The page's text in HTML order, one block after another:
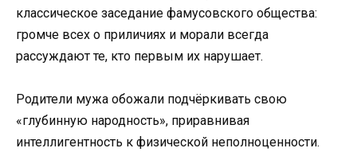
классическое заседание фамусовского общества:
громче всех о приличиях и морали всегда
рассуждают те, кто первым их нарушает.
Родители мужа обожали подчёркивать свою
«глубинную народность», приравнивая
интеллигентность к физической неполноценности.